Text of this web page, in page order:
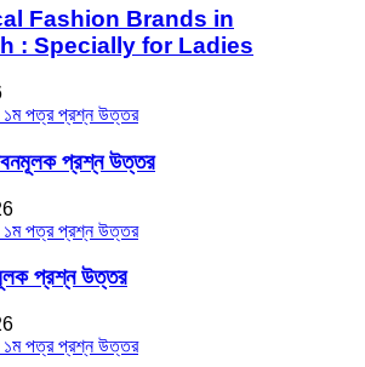
Fashion Brands in
: Specially for Ladies
প্রশ্ন উত্তর
প্রশ্ন উত্তর